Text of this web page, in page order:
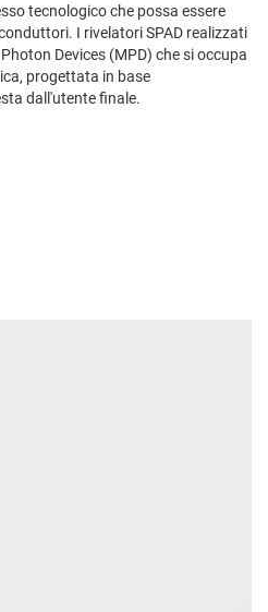
tecnologico che possa essere
I rivelatori SPAD realizzati
Devices (MPD) che si occupa
progettata in base
dall'utente finale.